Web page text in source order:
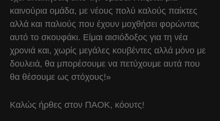
καινούρια ομάδα, με νέους πολύ καλούς παίκτες
αλλά και παλιούς που έχουν μοχθήσει φορώντας
αυτό το σκουφάκι. Είμαι αισιόδοξος για τη νέα
χρονιά και, χωρίς μεγάλες κουβέντες αλλά μόνο με
δουλειά, θα μπορέσουμε να πετύχουμε αυτά που
θα θέσουμε ως στόχους!»
Καλώς ήρθες στον ΠΑΟΚ, κόουτς!